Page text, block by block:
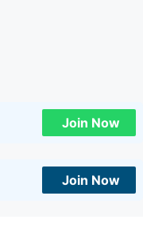
Join Now
Join Now